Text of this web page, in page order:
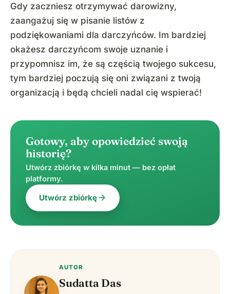
Gdy zaczniesz otrzymywać darowizny,
zaangażuj się w pisanie listów z
podziękowaniami dla darczyńców. Im bardziej
okażesz darczyńcom swoje uznanie i
przypomnisz im, że są częścią twojego sukcesu,
tym bardziej poczują się oni związani z twoją
organizacją i będą chcieli nadal cię wspierać!
Gotowy, aby opowiedzieć swoją
historię?
Utwórz zbiórkę w kilka minut — bez opłat
platformy.
Utwórz zbiórkęarrow_forward
AUTOR
Sudatta Das